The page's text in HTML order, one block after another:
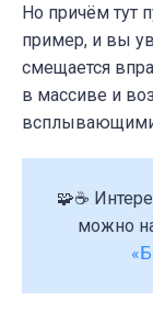
Но причём тут
пример, и вы
смещается
в массиве и
всплывающими
🧩☕
можно